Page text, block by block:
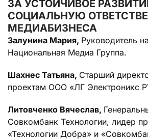
ЗА УСТОЙЧИВОЕ
СОЦИАЛЬНУЮ
МЕДИАБИЗНЕСА
Залунина Мария, Руководитель
Национальная Медиа Группа.
Шахнес Татьяна, Старший
проектам ООО «ЛГ Электроникс
Литовченко Вячеслав,
Совкомбанк Технологии, лидер
«Технологии Добра» и